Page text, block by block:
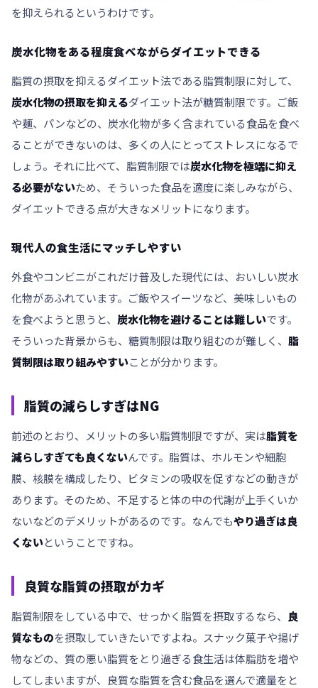
を抑えられる というわけです。
炭水化物をある程度食べながらダイエットできる
脂質の摂取を抑えるダイエット法である脂質制限に対して、
炭水化物の摂取を抑えるダイエット法が糖質制限です。ご飯
や麺、パンなどの、炭水化物が多く含まれている食品を食べ
ることができないのは、多くの人にとってストレスになるで
しょう。それに比べて、脂質制限では炭水化物を極端に抑え
る必要がないため、そういった食品を適度に楽しみながら、
ダイエットできる点が大きなメリットになります。
現代人の食生活にマッチしやすい
外食やコンビニがこれだけ普及した現代には、おいしい炭水
化物があふれています。ご飯やスイーツなど、美味しいもの
を食べようと思うと、 炭水化物を避けることは難しいです。
そういった背景からも、糖質制限は取り組むのが難しく、 脂
質制限は取り組みやすいことが分かります。
脂質の減らしすぎはNG
前述のとおり、メリットの多い脂質制限ですが、実は脂質を
減らしすぎても良くないんです。脂質は、ホルモンや細胞
膜、核膜を構成したり、ビタミンの吸収を促すなどの動きが
あります。そのため、不足すると体の中の代謝が上手くいか
ないなどのデメリットがあるのです。なんでもやり過ぎは良
くないということですね。
良質な脂質の摂取がカギ
脂質制限をしている中で、せっかく脂質を摂取するなら、 良
質なものを摂取していきたいですよね。スナック菓子や揚げ
物などの、 質の悪い脂質をとり過ぎる食生活は体脂肪を増や
してしまいますが、良質な脂質を含む食品を選んで適量をと